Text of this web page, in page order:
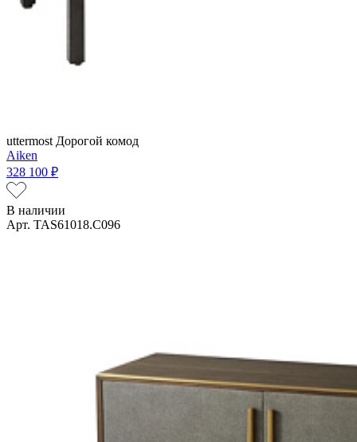
uttermost Дорогой комод
Aiken
328 100 ₽
В наличии
Арт. TAS61018.C096